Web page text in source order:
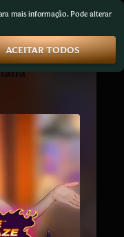
mais informação. Pode alterar
ACEITAR TODOS